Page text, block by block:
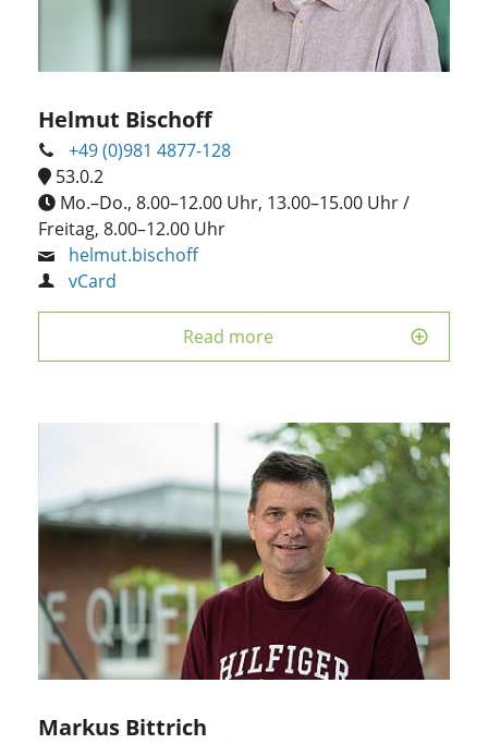
Helmut Bischoff
+49 (0)981 4877-128
53.0.2
Mo.–Do., 8.00–12.00 Uhr, 13.00–15.00 Uhr /
Freitag, 8.00–12.00 Uhr
helmut.bischoff
vCard
Read more
Markus Bittrich